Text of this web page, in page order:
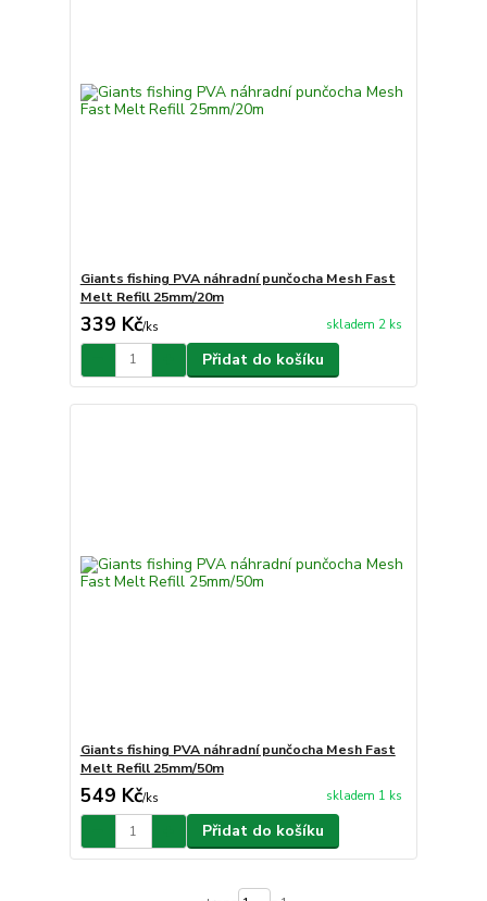
Giants fishing PVA náhradní punčocha Mesh Fast
Melt Refill 25mm/20m
339 Kč/ks skladem 2 ks
Přidat do košíku
Giants fishing PVA náhradní punčocha Mesh Fast
Melt Refill 25mm/50m
549 Kč/ks skladem 1 ks
Přidat do košíku